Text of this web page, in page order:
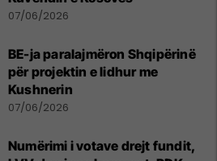
07/06/2026
BE-ja paralajmëron Shqipërinë
për projektin e lidhur me
Kushnerin
07/06/2026
Numërimi i votave drejt fundit,